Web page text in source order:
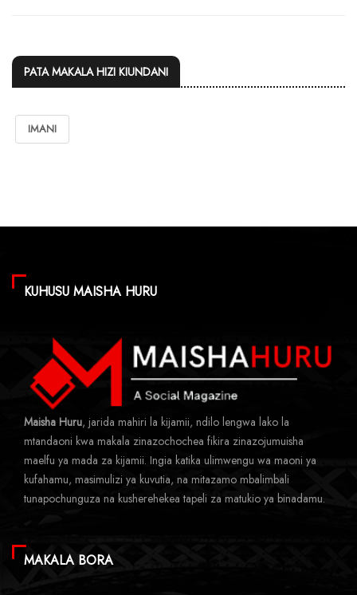
PATA MAKALA HIZI KIUNDANI
IMANI
KUHUSU MAISHA HURU
Maisha Huru, jarida mahiri la kijamii, ndilo lengwa lako la
mtandaoni kwa makala zinazochochea fikira zinazojumuisha
maelfu ya mada za kijamii. Ingia katika ulimwengu wa maoni ya
kufahamu, masimulizi ya kuvutia, na mitazamo mbalimbali
tunapochunguza na kusherehekea tapeli za matukio ya binadamu.
MAKALA BORA